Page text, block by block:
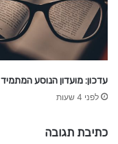
עדכון: מועדון הנוסע המתמיד
לפני 4 שעות
כתיבת תגובה